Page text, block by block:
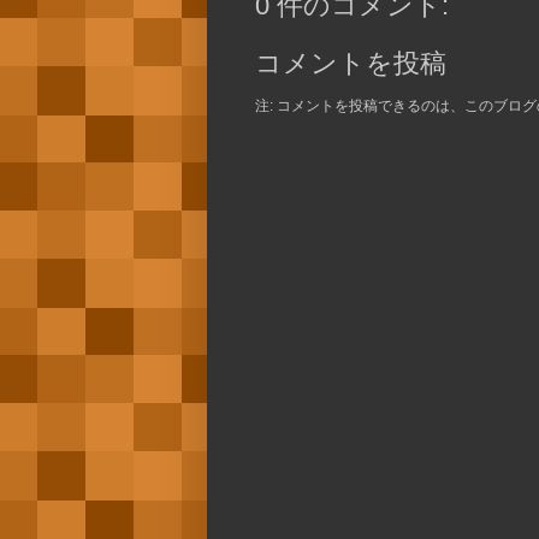
コメントを投稿
注: コメントを投稿できるのは、このブログ